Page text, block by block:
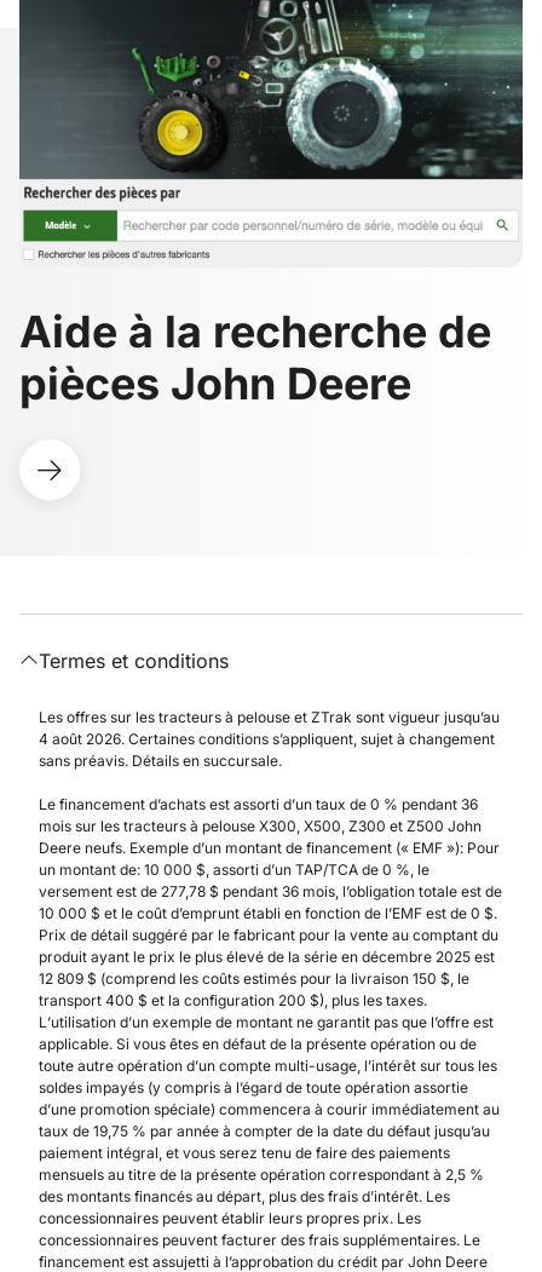
Aide à la recherche de
pièces John Deere
Termes et conditions
Les offres sur les tracteurs à pelouse et ZTrak sont vigueur jusqu’au
4 août 2026. Certaines conditions s’appliquent, sujet à changement
sans préavis. Détails en succursale.
Le financement d’achats est assorti d’un taux de 0 % pendant 36
mois sur les tracteurs à pelouse X300, X500, Z300 et Z500 John
Deere neufs. Exemple d’un montant de financement (« EMF »): Pour
un montant de: 10 000 $, assorti d’un TAP/TCA de 0 %, le
versement est de 277,78 $ pendant 36 mois, l’obligation totale est de
10 000 $ et le coût d’emprunt établi en fonction de l’EMF est de 0 $.
Prix de détail suggéré par le fabricant pour la vente au comptant du
produit ayant le prix le plus élevé de la série en décembre 2025 est
12 809 $ (comprend les coûts estimés pour la livraison 150 $, le
transport 400 $ et la configuration 200 $), plus les taxes.
L’utilisation d’un exemple de montant ne garantit pas que l’offre est
applicable. Si vous êtes en défaut de la présente opération ou de
toute autre opération d’un compte multi-usage, l’intérêt sur tous les
soldes impayés (y compris à l’égard de toute opération assortie
d’une promotion spéciale) commencera à courir immédiatement au
taux de 19,75 % par année à compter de la date du défaut jusqu’au
paiement intégral, et vous serez tenu de faire des paiements
mensuels au titre de la présente opération correspondant à 2,5 %
des montants financés au départ, plus des frais d’intérêt. Les
concessionnaires peuvent établir leurs propres prix. Les
concessionnaires peuvent facturer des frais supplémentaires. Le
financement est assujetti à l’approbation du crédit par John Deere